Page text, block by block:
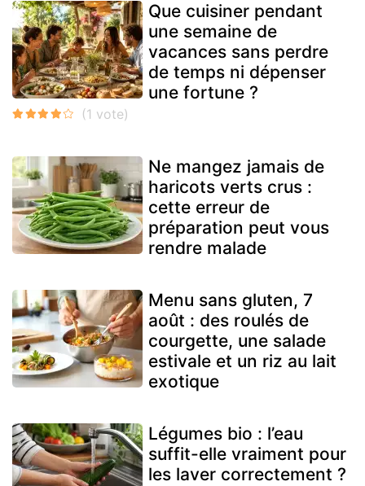
Que cuisiner pendant
une semaine de
vacances sans perdre
de temps ni dépenser
une fortune ?
Ne mangez jamais de
haricots verts crus :
cette erreur de
préparation peut vous
rendre malade
Menu sans gluten, 7
août : des roulés de
courgette, une salade
estivale et un riz au lait
exotique
Légumes bio : l’eau
suffit-elle vraiment pour
les laver correctement ?